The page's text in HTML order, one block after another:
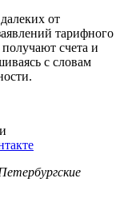
от
тарифного
счета и
с словам